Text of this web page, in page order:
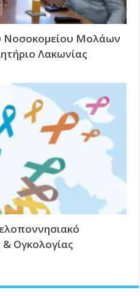
Νοσοκομείου Μολάων
Λακωνίας
Ογκολογίας